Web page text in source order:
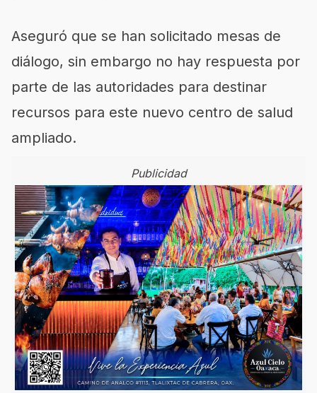
Aseguró que se han solicitado mesas de
diálogo, sin embargo no hay respuesta por
parte de las autoridades para destinar
recursos para este nuevo centro de salud
ampliado.
Publicidad